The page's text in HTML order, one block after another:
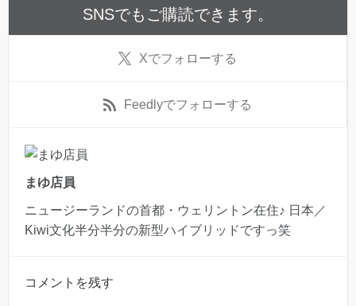
SNSでもご購読できます。
Xでフォローする
Feedlyでフォローする
まゆ店員
ニュージーランドの首都・ウェリントン在住♪ 日本／
Kiwi文化半分半分の新型ハイブリッドですっ笑
コメントを残す